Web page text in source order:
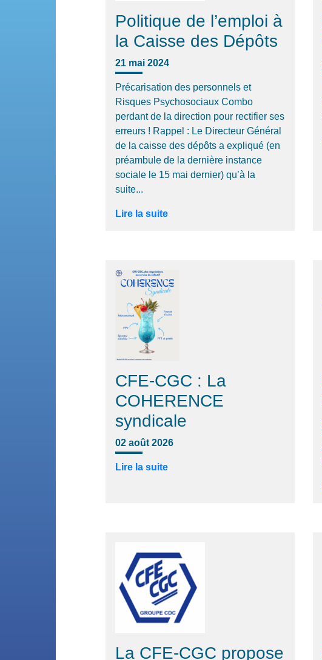
Politique de l’emploi à
la Caisse des Dépôts
21 mai 2024
Précarisation des personnels et
Risques Psychosociaux Combo
perdant de la direction pour rectifier ses
erreurs ! Rappel : Le Directeur Général
de la caisse des dépôts a expliqué (en
préambule de la dernière instance
sociale le 15 mai dernier) qu’à la
suite...
Lire la suite
CFE-CGC : La
COHERENCE
syndicale
02 août 2026
Lire la suite
La CFE-CGC propose